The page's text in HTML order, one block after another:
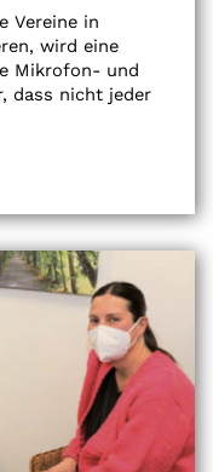
Vereine in
wird eine
Mikrofon- und
dass nicht jeder